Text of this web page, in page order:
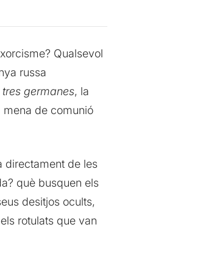
Qualsevol
russa
tres germanes, la
de comunió
directament de les
què busquen els
desitjos ocults,
rotulats que van